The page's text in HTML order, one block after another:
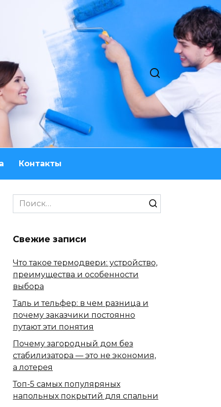
Контакты
Search
for:
Свежие записи
Что такое термодвери: устройство,
преимущества и особенности
выбора
Таль и тельфер: в чем разница и
почему заказчики постоянно
путают эти понятия
Почему загородный дом без
стабилизатора — это не экономия,
а лотерея
Топ-5 самых популяряных
напольных покрытий для спальни